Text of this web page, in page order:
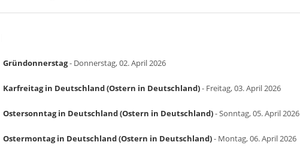
Gründonnerstag- Donnerstag, 02. April 2026
Karfreitag in Deutschland (Ostern in Deutschland)- Freitag, 03. April 2026
Ostersonntag in Deutschland (Ostern in Deutschland)- Sonntag, 05. April 2026
Ostermontag in Deutschland (Ostern in Deutschland)- Montag, 06. April 2026